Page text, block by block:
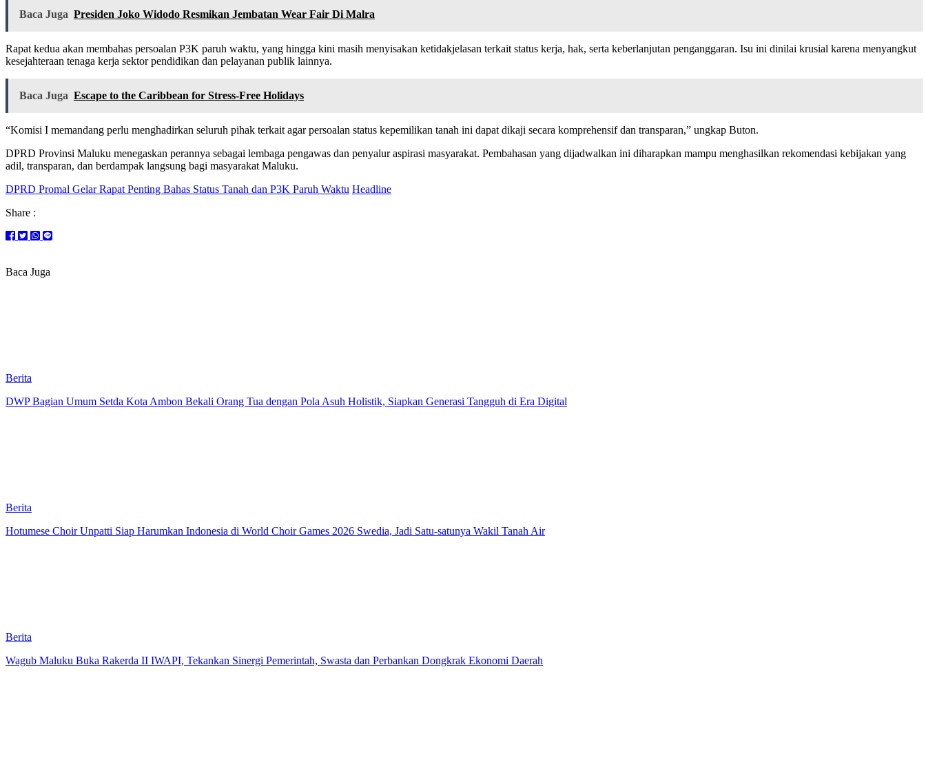
Baca Juga Presiden Joko Widodo Resmikan Jembatan Wear Fair Di Malra
Rapat kedua akan membahas persoalan P3K paruh waktu, yang hingga kini masih menyisakan ketidakjelasan terkait status kerja, hak, serta keberlanjutan penganggaran. Isu ini dinilai krusial karena menyangkut
kesejahteraan tenaga kerja sektor pendidikan dan pelayanan publik lainnya.
Baca Juga Escape to the Caribbean for Stress-Free Holidays
“Komisi I memandang perlu menghadirkan seluruh pihak terkait agar persoalan status kepemilikan tanah ini dapat dikaji secara komprehensif dan transparan,” ungkap Buton.
DPRD Provinsi Maluku menegaskan perannya sebagai lembaga pengawas dan penyalur aspirasi masyarakat. Pembahasan yang dijadwalkan ini diharapkan mampu menghasilkan rekomendasi kebijakan yang
adil, transparan, dan berdampak langsung bagi masyarakat Maluku.
DPRD Promal Gelar Rapat Penting Bahas Status Tanah dan P3K Paruh Waktu Headline
Share :
Baca Juga
Berita
DWP Bagian Umum Setda Kota Ambon Bekali Orang Tua dengan Pola Asuh Holistik, Siapkan Generasi Tangguh di Era Digital
Berita
Hotumese Choir Unpatti Siap Harumkan Indonesia di World Choir Games 2026 Swedia, Jadi Satu-satunya Wakil Tanah Air
Berita
Wagub Maluku Buka Rakerda II IWAPI, Tekankan Sinergi Pemerintah, Swasta dan Perbankan Dongkrak Ekonomi Daerah